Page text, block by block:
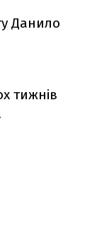
Данило
тижнів